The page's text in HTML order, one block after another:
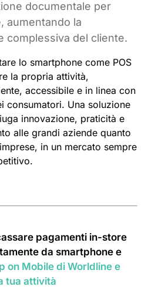
documentale per
aumentando la
complessiva del cliente.
lo smartphone come POS
la propria attività,
accessibile e in linea con
consumatori. Una soluzione
innovazione, praticità e
alle grandi aziende quanto
in un mercato sempre
pagamenti in-store
da smartphone e
on Mobile di Worldline e
tua attività